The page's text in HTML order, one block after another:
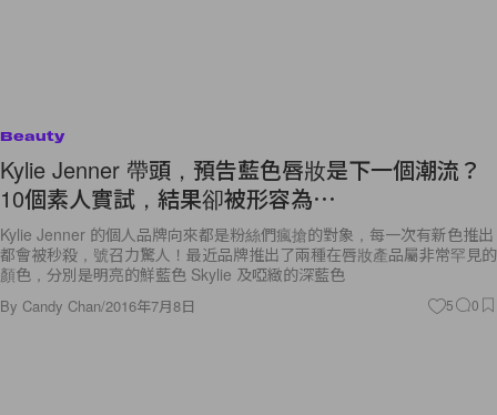
Beauty
Kylie Jenner 帶頭，預告藍色唇妝是下一個潮流？
10個素人實試，結果卻被形容為⋯
Kylie Jenner 的個人品牌向來都是粉絲們瘋搶的對象，每一次有新色推出
都會被秒殺，號召力驚人！最近品牌推出了兩種在唇妝產品屬非常罕見的
顏色，分別是明亮的鮮藍色 Skylie 及啞緻的深藍色
By Candy Chan/2016年7月8日 5 0